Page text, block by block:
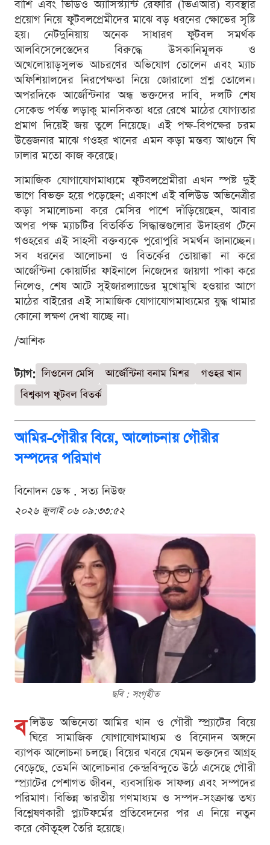
বাঁশি এবং ভিডিও অ্যাসিস্ট্যান্ট রেফারি (ভিএআর) ব্যবস্থার
প্রয়োগ নিয়ে ফুটবলপ্রেমীদের মাঝে বড় ধরনের ক্ষোভের সৃষ্টি
হয়। নেটদুনিয়ায় অনেক সাধারণ ফুটবল সমর্থক
আলবিসেলেস্তেদের বিরুদ্ধে উসকানিমূলক ও
অখেলোয়াড়সুলভ আচরণের অভিযোগ তোলেন এবং ম্যাচ
অফিশিয়ালদের নিরপেক্ষতা নিয়ে জোরালো প্রশ্ন তোলেন।
অপরদিকে আর্জেন্টিনার অন্ধ ভক্তদের দাবি, দলটি শেষ
সেকেন্ড পর্যন্ত লড়াকু মানসিকতা ধরে রেখে মাঠের যোগ্যতার
প্রমাণ দিয়েই জয় তুলে নিয়েছে। এই পক্ষ-বিপক্ষের চরম
উত্তেজনার মাঝে গওহর খানের এমন কড়া মন্তব্য আগুনে ঘি
ঢালার মতো কাজ করেছে।
সামাজিক যোগাযোগমাধ্যমে ফুটবলপ্রেমীরা এখন স্পষ্ট দুই
ভাগে বিভক্ত হয়ে পড়েছেন; একাংশ এই বলিউড অভিনেত্রীর
কড়া সমালোচনা করে মেসির পাশে দাঁড়িয়েছেন, আবার
অপর পক্ষ ম্যাচটির বিতর্কিত সিদ্ধান্তগুলোর উদাহরণ টেনে
গওহরের এই সাহসী বক্তব্যকে পুরোপুরি সমর্থন জানাচ্ছেন।
সব ধরনের আলোচনা ও বিতর্কের তোয়াক্কা না করে
আর্জেন্টিনা কোয়ার্টার ফাইনালে নিজেদের জায়গা পাকা করে
নিলেও, শেষ আটে সুইজারল্যান্ডের মুখোমুখি হওয়ার আগে
মাঠের বাইরের এই সামাজিক যোগাযোগমাধ্যমের যুদ্ধ থামার
কোনো লক্ষণ দেখা যাচ্ছে না।
/আশিক
ট্যাগ: লিওনেল মেসি আর্জেন্টিনা বনাম মিশর
গওহর খান
বিশ্বকাপ ফুটবল বিতর্ক
আমির-গৌরীর বিয়ে, আলোচনায় গৌরীর
সম্পদের পরিমাণ
বিনোদন ডেস্ক . সত্য নিউজ
২০২৬ জুলাই ০৬ ০৯:৩৩:৫২
ছবি : সংগৃহীত
ব লিউড অভিনেতা আমির খান ও গৌরী স্প্র্যাটের বিয়ে
ঘিরে সামাজিক যোগাযোগমাধ্যম ও বিনোদন অঙ্গনে
ব্যাপক আলোচনা চলছে। বিয়ের খবরে যেমন ভক্তদের আগ্রহ
বেড়েছে, তেমনি আলোচনার কেন্দ্রবিন্দুতে উঠে এসেছে গৌরী
স্প্র্যাটের পেশাগত জীবন, ব্যবসায়িক সাফল্য এবং সম্পদের
পরিমাণ। বিভিন্ন ভারতীয় গণমাধ্যম ও সম্পদ-সংক্রান্ত তথ্য
বিশ্লেষণকারী প্ল্যাটফর্মের প্রতিবেদনের পর এ নিয়ে নতুন
করে কৌতূহল তৈরি হয়েছে।